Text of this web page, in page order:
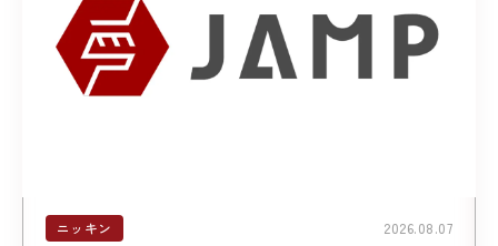
ニッキン 2026.08.07